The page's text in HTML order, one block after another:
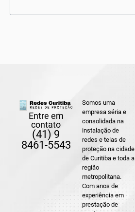
Entre em
contato
(41) 9
8461-5543
Somos uma
empresa séria e
consolidada na
instalação de
redes e telas de
proteção na cidade
de Curitiba e toda a
região
metropolitana.
Com anos de
experiência em
prestação de